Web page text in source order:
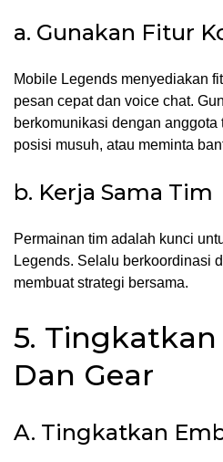
a. Gunakan Fitur
Mobile Legends menyediakan
pesan cepat dan voice chat.
berkomunikasi dengan anggota
posisi musuh, atau meminta
b. Kerja Sama Tim
Permainan tim adalah kunci
Legends. Selalu berkoordinasi
membuat strategi bersama.
5.
Dan Gear
A. Tingkatkan